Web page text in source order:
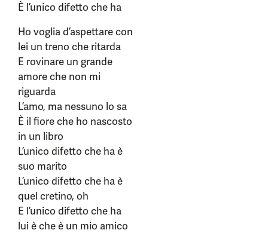
È l’unico difetto che ha
Ho voglia d’aspettare con
lei un treno che ritarda
E rovinare un grande
amore che non mi
riguarda
L’amo, ma nessuno lo sa
È il fiore che ho nascosto
in un libro
L’unico difetto che ha è
suo marito
L’unico difetto che ha è
quel cretino, oh
E l’unico difetto che ha
lui è che è un mio amico